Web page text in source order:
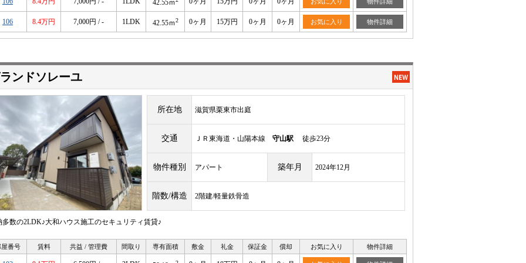
42.55ｍ
106 8.4万円 7,000円 / - 1LDK 42.55ｍ2 0ヶ月 15万円 0ヶ月 0ヶ月 お気に入り 物件詳細
ンドソレーユ
所在地 滋賀県栗東市出庭
交通 ＪＲ東海道・山陽本線 守山駅 徒歩23分
物件種別 アパート 築年月 2024年12月
階数/構造 2階建/軽量鉄骨造
多数の2LDK♪大和ハウス施工のセキュリティ賃貸♪
屋番号 賃料 共益 / 管理費 間取り 専有面積 敷金 礼金 保証金 償却 お気に入り 物件詳細